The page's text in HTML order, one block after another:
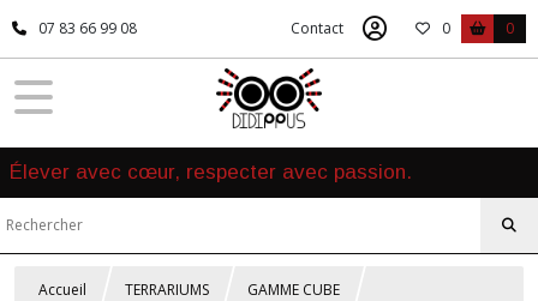
07 83 66 99 08 Contact 0 0
Élever avec cœur, respecter avec passion.
Accueil TERRARIUMS GAMME CUBE